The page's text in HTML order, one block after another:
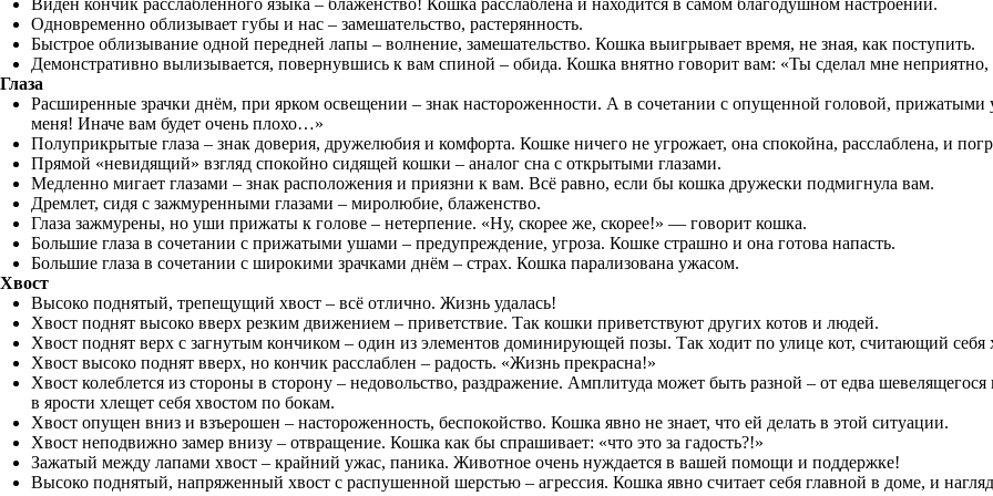
Виден кончик расслабленного языка – блаженство! Кошка расслаблена и находится в самом благодушном настроении.
Одновременно облизывает губы и нас – замешательство, растерянность.
Быстрое облизывание одной передней лапы – волнение, замешательство. Кошка выигрывает время, не зная, как поступить.
Демонстративно вылизывается, повернувшись к вам спиной – обида. Кошка внятно говорит вам: «Ты сделал мне
Глаза
Расширенные зрачки днём, при ярком освещении – знак настороженности. А в сочетании с опущенной головой,
меня! Иначе вам будет очень плохо…»
Полуприкрытые глаза – знак доверия, дружелюбия и комфорта. Кошке ничего не угрожает, она спокойна, расслаблена, и
Прямой «невидящий» взгляд спокойно сидящей кошки – аналог сна с открытыми глазами.
Медленно мигает глазами – знак расположения и приязни к вам. Всё равно, если бы кошка дружески подмигнула вам.
Дремлет, сидя с зажмуренными глазами – миролюбие, блаженство.
Глаза зажмурены, но уши прижаты к голове – нетерпение. «Ну, скорее же, скорее!» — говорит кошка.
Большие глаза в сочетании с прижатыми ушами – предупреждение, угроза. Кошке страшно и она готова напасть.
Большие глаза в сочетании с широкими зрачками днём – страх. Кошка парализована ужасом.
Хвост
Высоко поднятый, трепещущий хвост – всё отлично. Жизнь удалась!
Хвост поднят высоко вверх резким движением – приветствие. Так кошки приветствуют других котов и людей.
Хвост поднят верх с загнутым кончиком – один из элементов доминирующей позы. Так ходит по улице кот, считающий себя
Хвост высоко поднят вверх, но кончик расслаблен – радость. «Жизнь прекрасна!»
Хвост колеблется из стороны в сторону – недовольство, раздражение. Амплитуда может быть разной – от едва
в ярости хлещет себя хвостом по бокам.
Хвост опущен вниз и взъерошен – настороженность, беспокойство. Кошка явно не знает, что ей делать в этой ситуации.
Хвост неподвижно замер внизу – отвращение. Кошка как бы спрашивает: «что это за гадость?!»
Зажатый между лапами хвост – крайний ужас, паника. Животное очень нуждается в вашей помощи и поддержке!
Высоко поднятый, напряженный хвост с распушенной шерстью – агрессия. Кошка явно считает себя главной в доме, и